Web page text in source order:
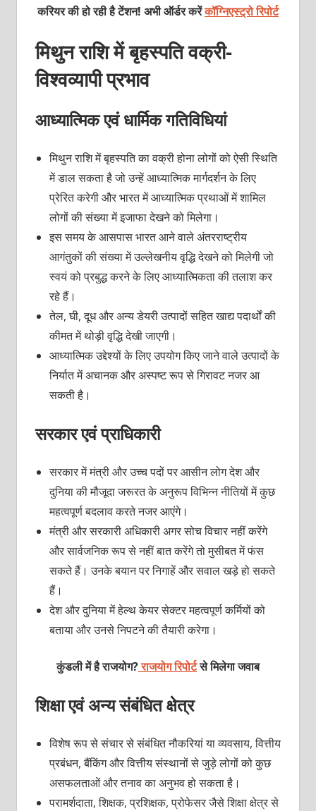
करियर की हो रही है टेंशन! अभी ऑर्डर करेंकॉग्निएस्ट्रो रिपोर्ट
मिथुन राशि में बृहस्पति वक्री-
विश्वव्यापी प्रभाव
आध्यात्मिक एवं धार्मिक गतिविधियां
मिथुन राशि में बृहस्पति का वक्री होना लोगों को ऐसी स्थिति
में डाल सकता है जो उन्हें आध्यात्मिक मार्गदर्शन के लिए
प्रेरित करेगी और भारत में आध्यात्मिक प्रथाओं में शामिल
लोगों की संख्या में इजाफा देखने को मिलेगा।
इस समय के आसपास भारत आने वाले अंतरराष्ट्रीय
आगंतुकों की संख्या में उल्लेखनीय वृद्धि देखने को मिलेगी जो
स्वयं को प्रबुद्ध करने के लिए आध्यात्मिकता की तलाश कर
रहे हैं।
तेल, घी, दूध और अन्य डेयरी उत्पादों सहित खाद्य पदार्थों की
कीमत में थोड़ी वृद्धि देखी जाएगी।
आध्यात्मिक उद्देश्यों के लिए उपयोग किए जाने वाले उत्पादों के
निर्यात में अचानक और अस्पष्ट रूप से गिरावट नजर आ
सकती है।
सरकार एवं प्राधिकारी
सरकार में मंत्री और उच्च पदों पर आसीन लोग देश और
दुनिया की मौजूदा जरूरत के अनुरूप विभिन्न नीतियों में कुछ
महत्वपूर्ण बदलाव करते नजर आएंगे।
मंत्री और सरकारी अधिकारी अगर सोच विचार नहीं करेंगे
और सार्वजनिक रूप से नहीं बात करेंगे तो मुसीबत में फंस
सकते हैं। उनके बयान पर निगाहें और सवाल खड़े हो सकते
हैं।
देश और दुनिया में हेल्थ केयर सेक्टर महत्वपूर्ण कर्मियों को
बताया और उनसे निपटने की तैयारी करेगा।
कुंडली में है राजयोग?राजयोग रिपोर्टसे मिलेगा जवाब
शिक्षा एवं अन्य संबंधित क्षेत्र
विशेष रूप से संचार से संबंधित नौकरियां या व्यवसाय, वित्तीय
प्रबंधन, बैंकिंग और वित्तीय संस्थानों से जुड़े लोगों को कुछ
असफलताओं और तनाव का अनुभव हो सकता है।
परामर्शदाता, शिक्षक, प्रशिक्षक, प्रोफेसर जैसे शिक्षा क्षेत्र से